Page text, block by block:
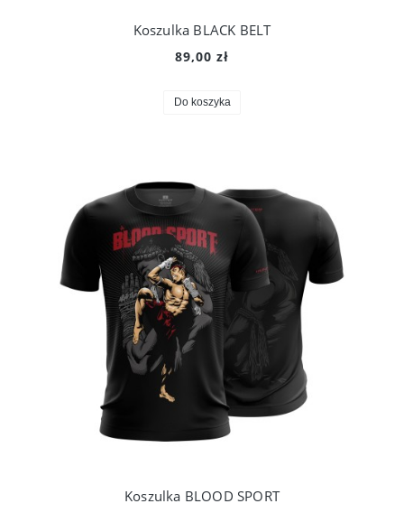
Koszulka BLACK BELT
89,00 zł
Do koszyka
Koszulka BLOOD SPORT